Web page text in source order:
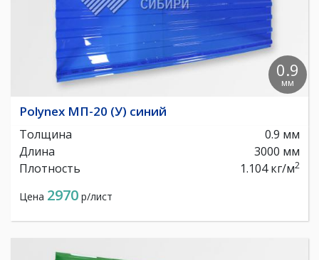
0.9
мм
Polynex МП-20 (У) синий
Толщина
0.9 мм
Длина
3000 мм
Плотность
1.104 кг/м2
Цена 2970 р/лист